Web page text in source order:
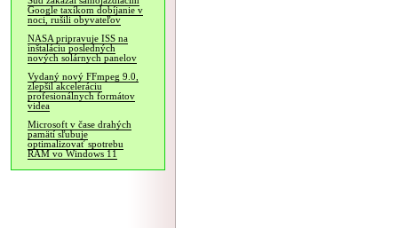
Google taxíkom dobíjanie v
noci, rušili obyvateľov
NASA pripravuje ISS na
inštaláciu posledných
nových solárnych panelov
Vydaný nový FFmpeg 9.0,
zlepšil akceleráciu
profesionálnych formátov
videa
Microsoft v čase drahých
pamätí sľubuje
optimalizovať spotrebu
RAM vo Windows 11